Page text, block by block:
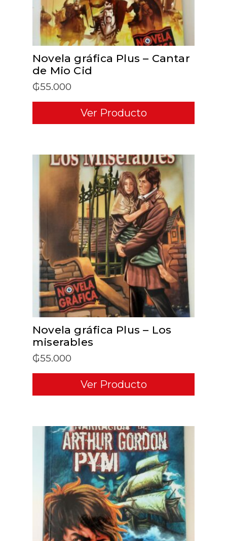
Novela gráfica Plus – Cantar
de Mio Cid
₲55.000
Ver Producto
ADD TO CART
Novela gráfica Plus – Los
miserables
₲55.000
Ver Producto
ADD TO CART